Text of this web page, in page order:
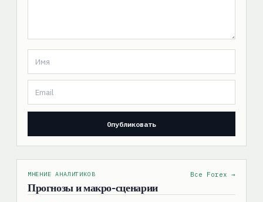
МНЕНИЕ АНАЛИТИКОВ
Прогнозы и макро-сценарии
Все Forex →